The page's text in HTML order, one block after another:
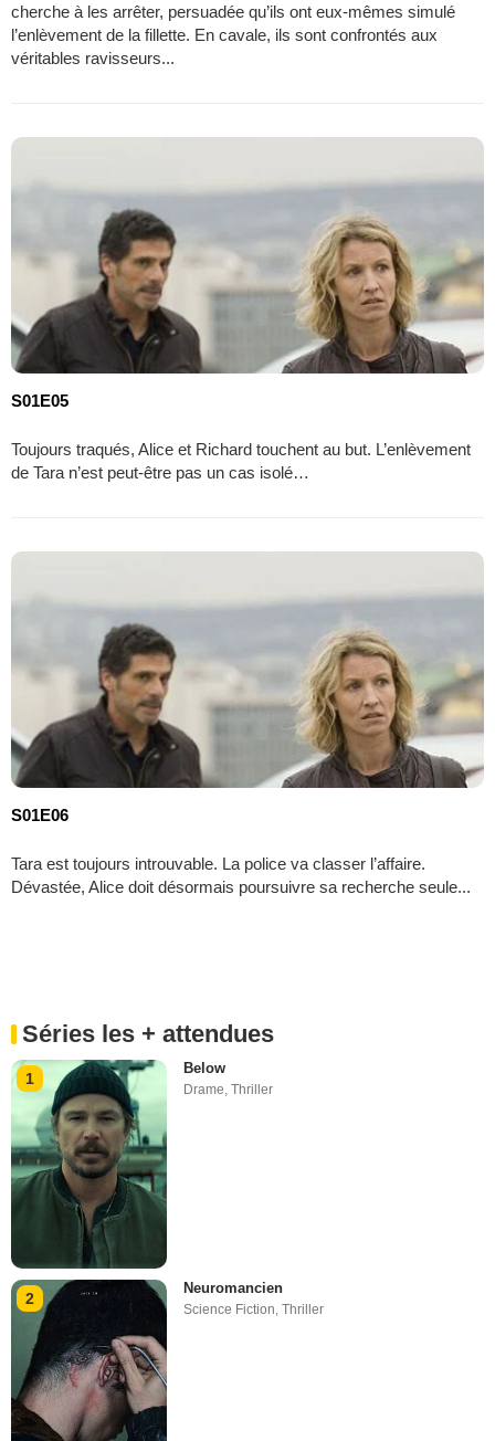
cherche à les arrêter, persuadée qu’ils ont eux-mêmes simulé
l’enlèvement de la fillette. En cavale, ils sont confrontés aux
véritables ravisseurs...
S01E05
Toujours traqués, Alice et Richard touchent au but. L’enlèvement
de Tara n’est peut-être pas un cas isolé…
S01E06
Tara est toujours introuvable. La police va classer l’affaire.
Dévastée, Alice doit désormais poursuivre sa recherche seule...
Séries les + attendues
1
Below
Drame,Thriller
2
Neuromancien
Science Fiction ,Thriller